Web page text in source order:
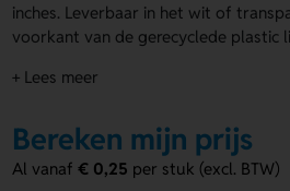
inches. Leverbaar in het wit of
voorkant van de gerecyclede plastic
mogelijk.
Voordelen van de
liniaal 15 cm
+ Lees meer
Bereken mijn prijs
Al vanaf€ 0,25 per stuk (excl. BTW)